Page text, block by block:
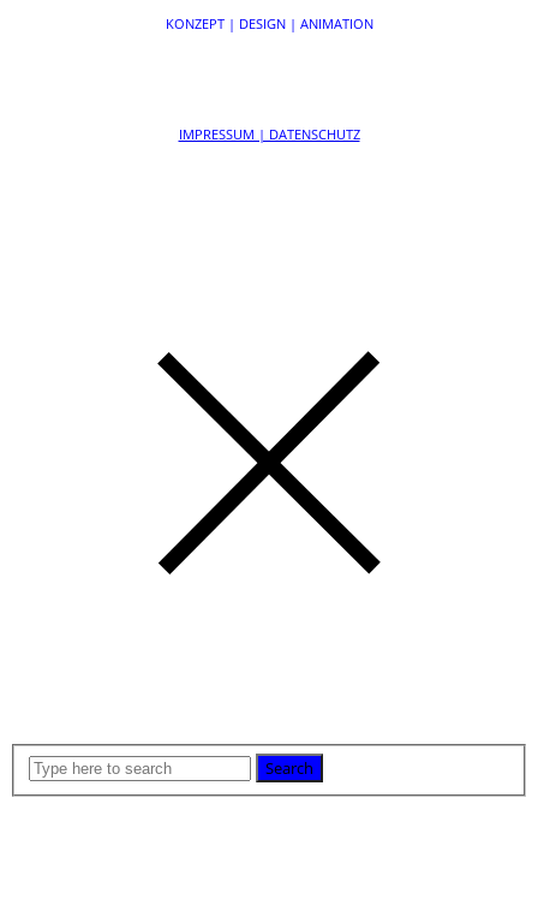
KONZEPT | DESIGN | ANIMATION
IMPRESSUM | DATENSCHUTZ